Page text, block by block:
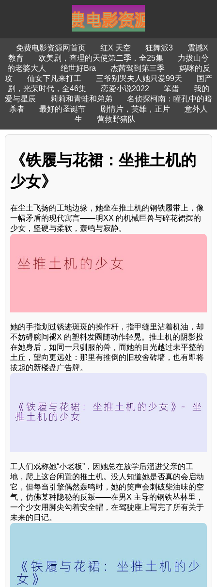
免费电影资源网首页 红X 天空 狂舞派3
震撼X
教育
欧美剧，查理的天使第二季，全25集
力拔山兮
的老婆大人
绝世好Bra 杰茜驾到第三季
妈咪的反
攻
仙女下凡来打工 三爷别哭夫人她只爱99天
国产
剧，光荣时代，全46集
恋爱小说2022 笨蛋
我的
爱与星辰
莉莉和青蛙和弟弟
名侦探柯南：瞳孔中的暗
杀者
最好的圣诞节 剧情片，英雄，正片
意外人
生
营救野猪队
《铁履与花裙：坐推土机的
少女》
在尘土飞扬的工地边缘，她坐在推土机的钢铁履带上，像
一幅矛盾的现代寓言——明XX 的机械巨兽与碎花裙摆的
少女，坚硬与柔软，轰鸣与寂静。
她的手指划过锈迹斑斑的操作杆，指甲缝里沾着机油，却
不妨碍腕间褪X 的塑料发圈随动作轻晃。推土机的阴影投
在她身后，如同一只驯服的兽，而她的目光越过未平整的
土丘，望向更远处：那里有推倒的旧校舍砖墙，也有即将
拔起的新楼盘广告牌。
工人们戏称她“小老板”，因她总在放学后溜进父亲的工
地，爬上这台闲置的推土机。没人知道她是否真的会启动
它，但每当引擎偶然轰鸣时，她的笑声会刺破柴油味的空
气，仿佛某种隐秘的反叛——在男X 主导的钢铁丛林里，
一个少女用脚尖勾着安全帽，在驾驶座上写完了所有关于
未来的日记。